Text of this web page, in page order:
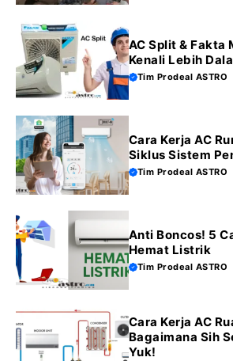
AC Split & Fakta
Kenali Lebih
Tim Prodeal ASTRO
Cara Kerja AC
Siklus Sistem
Tim Prodeal ASTRO
Anti Boncos! 5
Hemat Listrik
Tim Prodeal ASTRO
Cara Kerja AC
Bagaimana Sih
Yuk!